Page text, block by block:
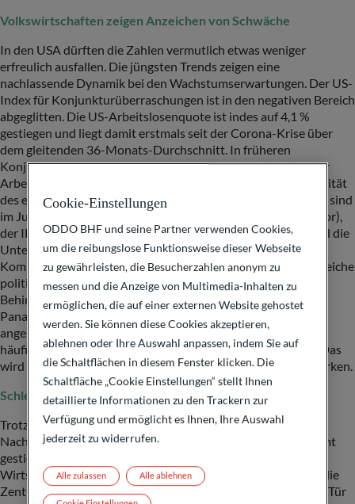
Volkswirtschaften zeigen Anzeichen von Schwäche
In den USA dürften die Zahlen vermutlich etwas weniger
erfreulich ausfallen. Die jüngsten Trends zeigen eine
nachlassende Dynamik bei den Wachstumserwartungen. Der US-
Index für Konjunkturüberraschungen ist in den negativen Bereich
abgeglitten. Die US-Arbeitslosenquote ist indes auf 4,1 %
gestiegen und liegt damit erstmals seit der Corona-Krise über
dem gleitenden 36-Monats-Durchschnitt. In früheren
Konjunkturzyklen folgte darauf meist ein rascher Anstieg der
Arbeitslosenquote. In Europa gibt es Anzeichen für die Fragilität
des einsetzenden Aufschwungs: die Einkaufsmanagerindizes sind
im Juni deutlich gesunken (45,8 für den verarbeitenden Sektor),
der IFO-Geschäftsklimaindex in Deutschland ist gefallen und die
Unternehmens- und Verbraucherumfrage der Europäischen
Kommission ist leicht rückläufig. Dazu kommt die wenig hilfreiche
politische Unsicherheit in Frankreich. Zudem haben die
Behinderungen im Schiffsverkehr im Roten Meer und im
Panamakanal globale Auswirkungen. Der Welthandel steht
angesichts steigender Frachtkosten und dem Potenzial für
häufigere Störungen der Lieferketten unter starkem Druck. Das
wird sich letztlich auch auf das globale BIP-Wachstum auswirken.
Schlechte Nachrichten sind gute Nachrichten… Vorerst
Trotz der sich abschwächenden Konjunktur („schlechte
Nachrichten“) sind die Kurse an den Finanzmärkten insgesamt
gestiegen. Dies erscheint unlogisch. Doch eine schwächelnde
Wirtschaft erhöht die Aussichten auf Zinssenkungen durch die
Zentralbanken („gute Nachrichten“). Solange sich die Fed die Tür
Cookie-Einstellungen
ODDO BHF und seine Partner verwenden Cookies,
um die reibungslose Funktionsweise dieser Webseite
zu gewährleisten, die Besucherzahlen anonym zu
messen und die Anzeige von Multimedia-Inhalten zu
ermöglichen, die auf einer externen Website gehostet
werden. Sie können diese Cookies akzeptieren,
ablehnen oder Ihre Auswahl anpassen, indem Sie auf
die Schaltflächen in diesem Fenster klicken. Die
Schaltfläche „Cookie Einstellungen“ stellt Ihnen
detaillierte Informationen zu den Trackern zur
Verfügung und ermöglicht es Ihnen, Ihre Auswahl
jederzeit zu widerrufen.
Alle ablehnen
Alle zulassen